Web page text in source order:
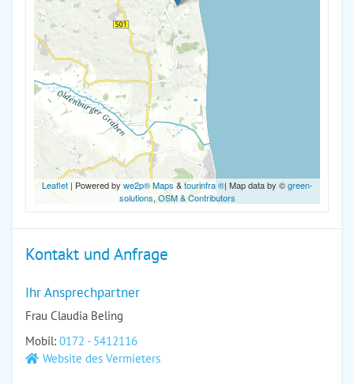
Leaflet| Powered by we2p® Maps&tourinfra ®| Map data by ©green-
solutions,OSM & Contributors
Kontakt und Anfrage
Ihr Ansprechpartner
Frau Claudia Beling
Mobil: 0172 - 5412116
Website des Vermieters